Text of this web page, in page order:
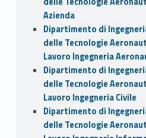
Azienda
Dipartimento di
delle Tecnologie
Lavoro Ingegneria
Dipartimento di
delle Tecnologie
Lavoro Ingegneria Civile
Dipartimento di
delle Tecnologie